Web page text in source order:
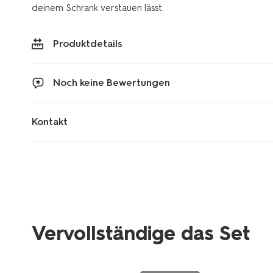
deinem Schrank verstauen lässt.
Produktdetails
Noch keine Bewertungen
Kontakt
Vervollständige das Set